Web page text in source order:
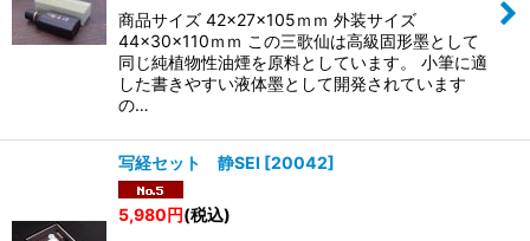
商品サイズ 42×27×105ｍｍ 外装サイズ
44×30×110ｍｍ この三歌仙は高級固形墨として
同じ純植物性油煙を原料としています。 小筆に適
した書きやすい液体墨として開発されています
の…
写経セット 静SEI [20042]
5,980円(税込)